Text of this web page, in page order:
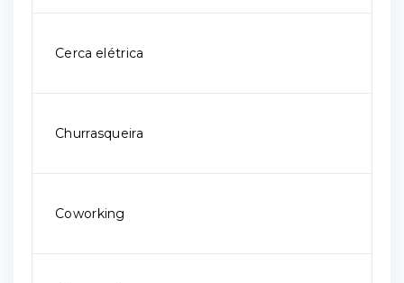
Cerca elétrica
Churrasqueira
Coworking